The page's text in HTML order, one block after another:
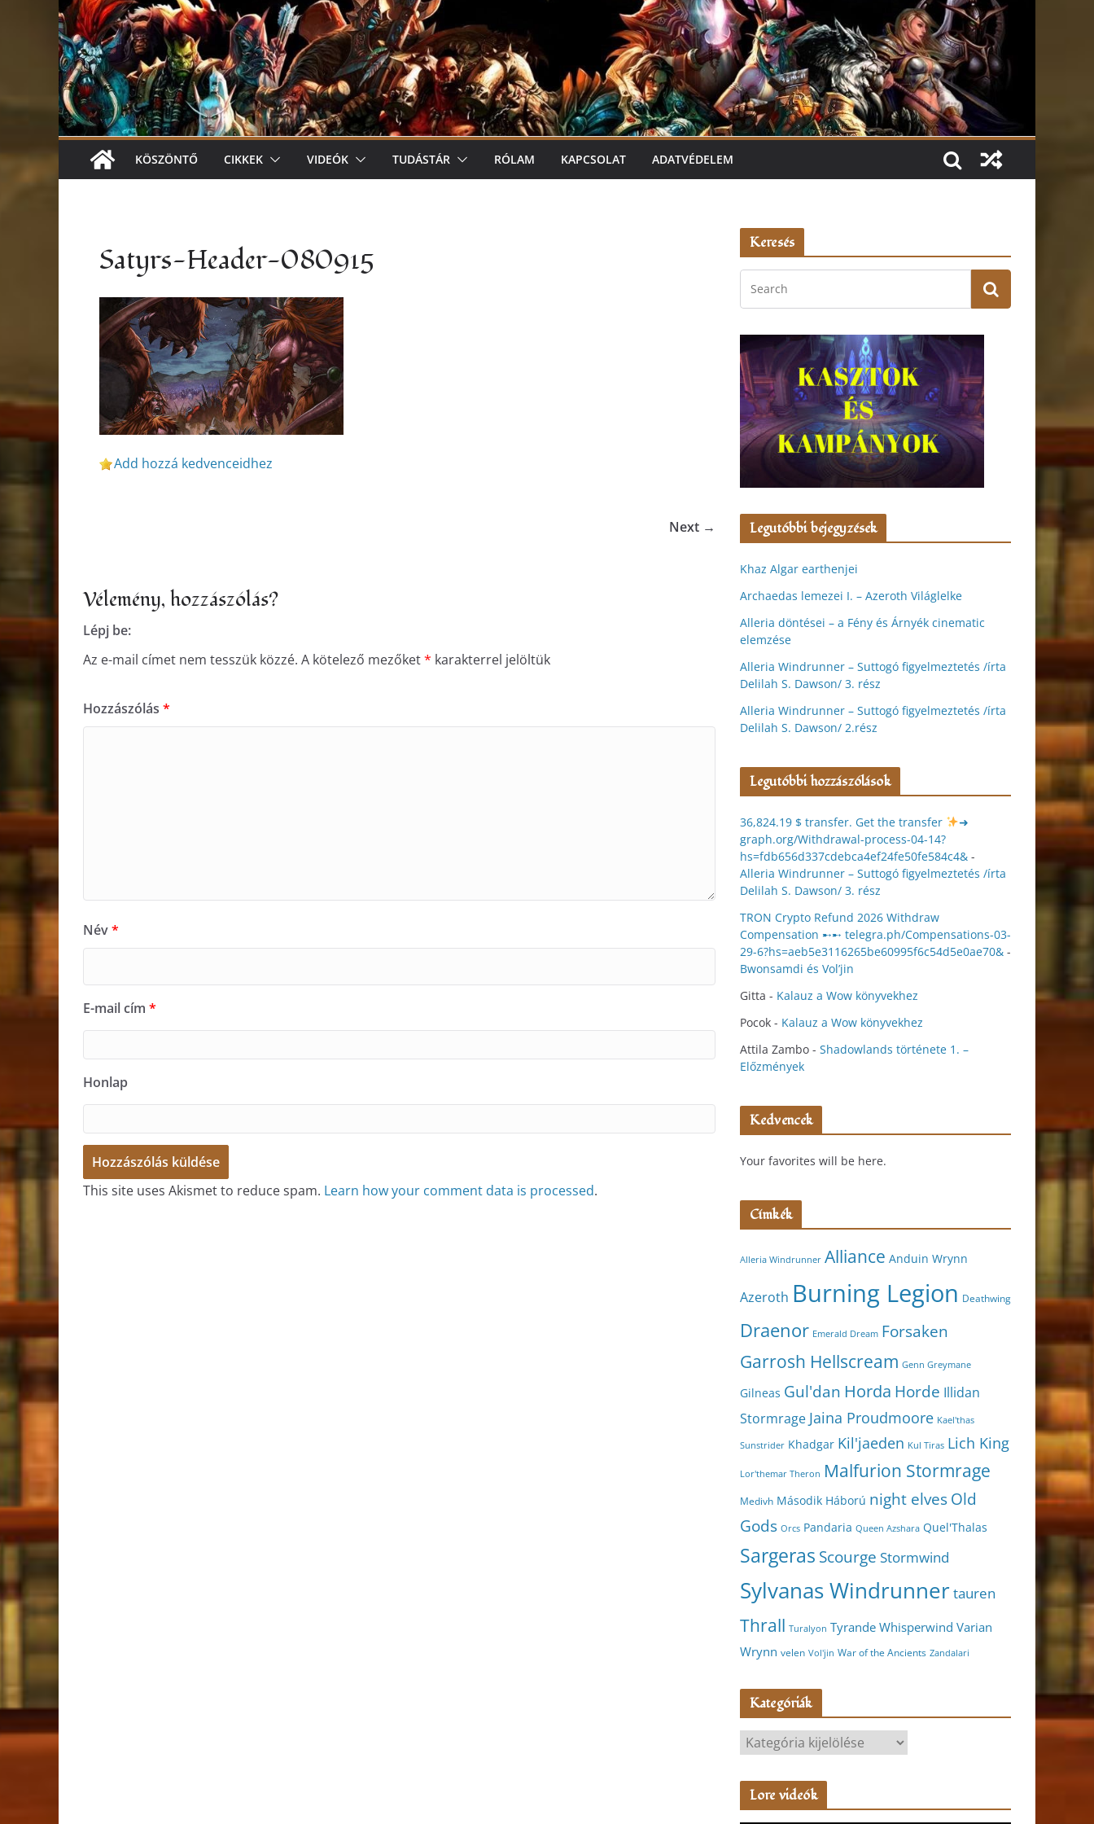
KÖSZÖNTŐ CIKKEK VIDEÓK TUDÁSTÁR RÓLAM KAPCSOLAT ADATVÉDELEM
Satyrs-Header-080915
Add hozzá kedvenceidhez
Next →
Vélemény, hozzászólás?
Lépj be:
Az e-mail címet nem tesszük közzé. A kötelező mezőket* karakterrel jelöltük
Hozzászólás *
Név*
E-mail cím *
Honlap
This site uses Akismet to reduce spam. Learn how your comment data is processed.
Keresés
Legutóbbi bejegyzések
Khaz Algar earthenjei
Archaedas lemezei I. – Azeroth Világlelke
Alleria döntései – a Fény és Árnyék cinematic
elemzése
Alleria Windrunner – Suttogó figyelmeztetés /írta
Delilah S. Dawson/ 3. rész
Alleria Windrunner – Suttogó figyelmeztetés /írta
Delilah S. Dawson/ 2.rész
Legutóbbi hozzászólások
36,824.19 $ transfer. Get the transfer
➜
graph.org/Withdrawal-process-04-14?
hs=fdb656d337cdebca4ef24fe50fe584c4& -
Alleria Windrunner – Suttogó figyelmeztetés /írta
Delilah S. Dawson/ 3. rész
TRON Crypto Refund 2026 Withdraw
Compensation ➸➸ telegra.ph/Compensations-03-
29-6?hs=aeb5e3116265be60995f6c54d5e0ae70& -
Bwonsamdi és Vol’jin
Gitta - Kalauz a Wow könyvekhez
Pocok - Kalauz a Wow könyvekhez
Attila Zambo - Shadowlands története 1. –
Előzmények
Kedvencek
Your favorites will be here.
Címkék
Alleria Windrunner Alliance Anduin Wrynn
Azeroth Burning Legion Deathwing
Draenor Emerald Dream Forsaken
Garrosh Hellscream Genn Greymane
Gilneas Gul'dan Horda Horde Illidan
Stormrage Jaina Proudmoore Kael'thas
Sunstrider Khadgar Kil'jaeden Kul Tiras Lich King
Lor'themar Theron Malfurion Stormrage
Medivh Második Háború night elvesOld
Gods Orcs Pandaria Queen Azshara Quel'Thalas
Sargeras Scourge Stormwind
Sylvanas Windrunnertauren
Thrall Turalyon Tyrande Whisperwind Varian
Wrynn velen Vol'jin War of the Ancients Zandalari
Kategóriák
a
t
g
Lore videók